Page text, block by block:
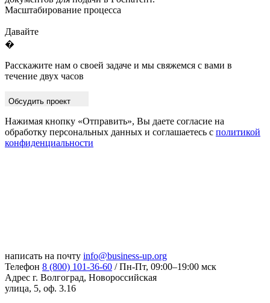
Масштабирование процесса
Давайте
�
Расскажите нам о своей задаче и мы свяжемся с вами в
течение двух часов
Обсудить проект
Нажимая кнопку «Отправить», Вы даете согласие на
обработку персональных данных и соглашаетесь с политикой
конфиденциальности
написать на почту info@business-up.org
Телефон 8 (800) 101-36-60 / Пн-Пт, 09:00–19:00 мск
Адрес г. Волгоград, Новороссийская
улица, 5, оф. 3.16